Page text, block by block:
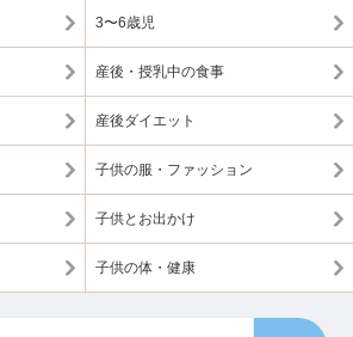
3〜6歳児
産後・授乳中の食事
産後ダイエット
子供の服・ファッション
子供とお出かけ
子供の体・健康